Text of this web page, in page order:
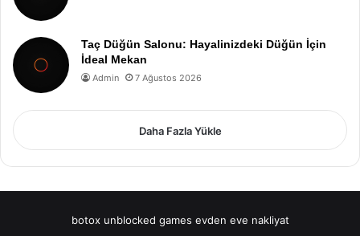
Taç Düğün Salonu: Hayalinizdeki Düğün İçin
İdeal Mekan
Admin 7 Ağustos 2026
Daha Fazla Yükle
botox unblocked games evden eve nakliyat